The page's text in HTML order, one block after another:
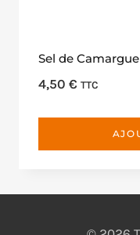
Sel de
4,50 € TTC